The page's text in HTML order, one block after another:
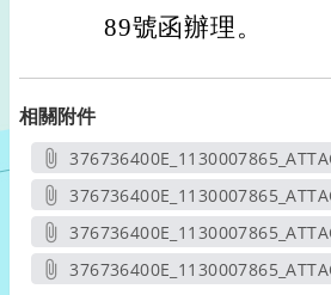
89號函辦理。
相關附件
另開新視窗
另開新視窗
另開新視窗